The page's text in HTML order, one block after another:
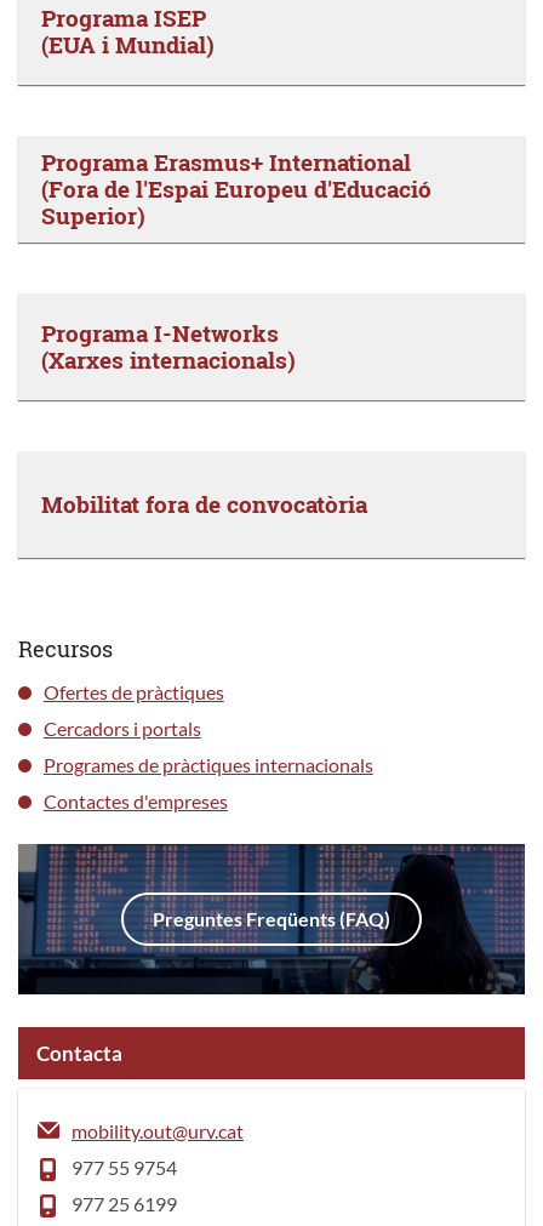
Programa ISEP
(EUA i Mundial)
Programa Erasmus+ International
(Fora de l'Espai Europeu d'Educació
Superior)
Programa I-Networks
(Xarxes internacionals)
Mobilitat fora de convocatòria
Recursos
Ofertes de pràctiques
Cercadors i portals
Programes de pràctiques internacionals
Contactes d'empreses
Preguntes Freqüents (FAQ)
Contacta
mobility.out@urv.cat
977 55 9754
977 25 6199